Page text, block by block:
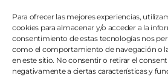
Para ofrecer las mejores experiencias,
cookies para almacenar y/o acceder a la
consentimiento de estas tecnologías nos
como el comportamiento de navegación o
en este sitio. No consentir o retirar el
negativamente a ciertas características y